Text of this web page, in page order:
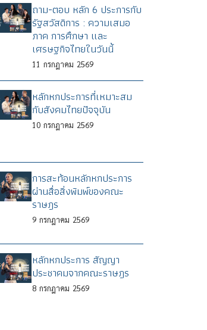
ถาม-ตอบ หลัก 6 ประการกับ
รัฐสวัสดิการ : ความเสมอ
ภาค การศึกษา และ
เศรษฐกิจไทยในวันนี้
11 กรกฎาคม 2569
หลักหกประการที่เหมาะสม
กับสังคมไทยปัจจุบัน
10 กรกฎาคม 2569
การสะท้อนหลักหกประการ
ผ่านสื่อสิ่งพิมพ์ของคณะ
ราษฎร
9 กรกฎาคม 2569
หลักหกประการ สัญญา
ประชาคมจากคณะราษฎร
8 กรกฎาคม 2569